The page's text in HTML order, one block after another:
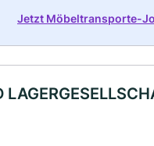
Jetzt Möbeltransporte-